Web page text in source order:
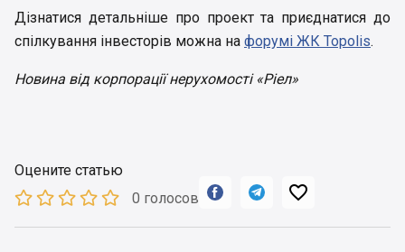
Дізнатися детальніше про проект та приєднатися до
спілкування інвесторів можна на форумі ЖК Topolis.
Новина від корпорації нерухомості «Ріел»
Оцените статью
0 голосов
  